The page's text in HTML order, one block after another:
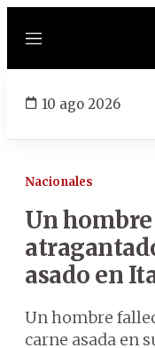
Menú
10 ago 2026
Nacionales
Un
asado en
Un hombre
carne asada en